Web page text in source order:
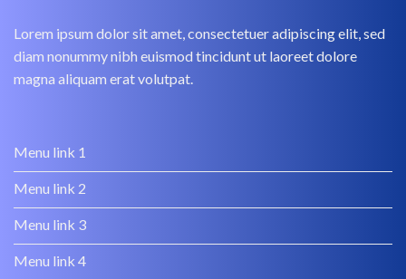
Lorem ipsum dolor sit amet, consectetuer adipiscing elit, sed
diam nonummy nibh euismod tincidunt ut laoreet dolore
magna aliquam erat volutpat.
Menu link 1
Menu link 2
Menu link 3
Menu link 4